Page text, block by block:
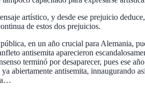
artístico, y desde ese prejuicio
de estos dos prejuicios.
en un año crucial para Alemania,
antisemita aparecieron
terminó por desaparecer, pues ese
abiertamente antisemita, innaugurando